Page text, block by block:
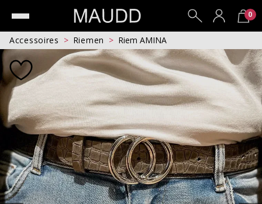
0
Accessoires Riemen Riem AMINA